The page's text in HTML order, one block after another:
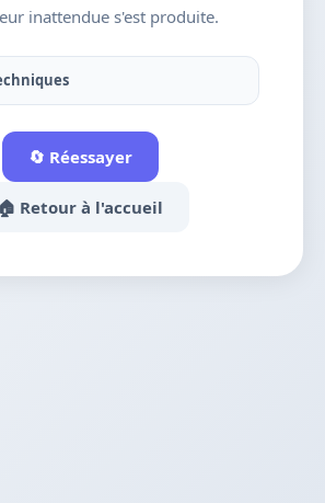
inattendue s'est produite.
🔄 Réessayer
🏠 Retour à l'accueil